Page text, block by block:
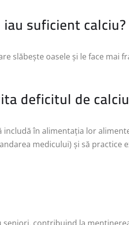
suficient calciu?
slăbește oasele și le face mai
deficitul de
în alimentația lor
medicului) și să practice